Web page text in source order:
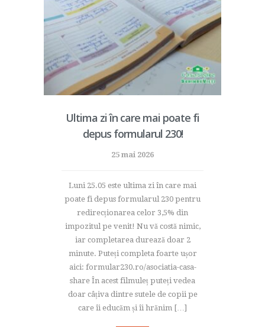
Ultima zi în care mai poate fi
depus formularul 230!
25 mai 2026
Luni 25.05 este ultima zi în care mai
poate fi depus formularul 230 pentru
redirecționarea celor 3,5% din
impozitul pe venit! Nu vă costă nimic,
iar completarea durează doar 2
minute. Puteți completa foarte ușor
aici: formular230.ro/asociatia-casa-
share În acest filmuleț puteți vedea
doar câțiva dintre sutele de copii pe
care îi educăm și îi hrănim […]